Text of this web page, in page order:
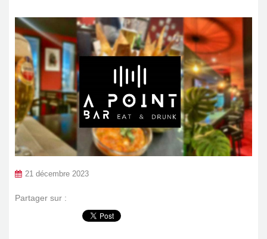
21 décembre 2023
Partager sur :